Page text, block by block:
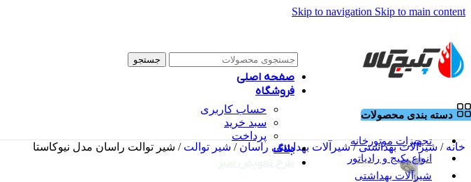
Skip to navigation Skip to main content
جستجو
دسته بندی محصولات
تجهیزات موتورخانه
انواع پکیج و رادیاتور
شیرآلات بهداشتی
صفحه اصلی
فروشگاه
حساب کاربری
سبد خرید
پرداخت
بلاگ
خانه/ شیرآلات بهداشتی/ شیرآلات بهداشتی راسان/ شیر توالت/ شیر توالت راسان مدل نیوکاستا